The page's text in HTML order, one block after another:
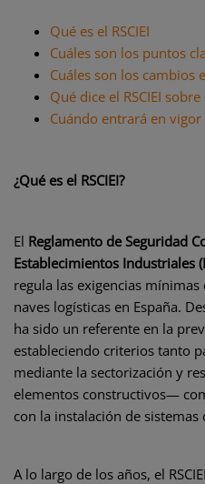
Qué es el RSCIEI
Cuáles son los puntos
Cuáles son los cambios
Qué dice el RSCIEI
Cuándo entrará en vigor
¿Qué es el RSCIEI?
El Reglamento de Seguridad
Establecimientos Industriales
regula las exigencias
naves logísticas en España.
ha sido un referente en la
estableciendo criterios tanto
mediante la sectorización y
elementos constructivos—
con la instalación de
A lo largo de los años, el